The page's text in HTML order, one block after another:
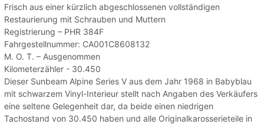
Frisch aus einer kürzlich abgeschlossenen vollständigen
Restaurierung mit Schrauben und Muttern
Registrierung – PHR 384F
Fahrgestellnummer: CA001C8608132
M. O. T. – Ausgenommen
Kilometerzähler - 30.450
Dieser Sunbeam Alpine Series V aus dem Jahr 1968 in Babyblau
mit schwarzem Vinyl-Interieur stellt nach Angaben des Verkäufers
eine seltene Gelegenheit dar, da beide einen niedrigen
Tachostand von 30.450 haben und alle Originalkarosserieteile in